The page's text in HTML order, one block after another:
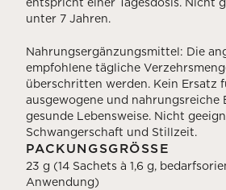
entspricht einer Tagesdosis. Nicht
unter 7 Jahren.
Nahrungsergänzungsmittel: Die
empfohlene tägliche
überschritten werden. Kein Ersatz
ausgewogene und nahrungsreiche
gesunde Lebensweise. Nicht
Schwangerschaft und Stillzeit.
PACKUNGSGRÖSSE
23 g (14 Sachets à 1,6 g,
Anwendung)